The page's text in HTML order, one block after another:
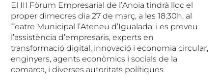
El III Fòrum Empresarial de l’Anoia tindrà lloc el
proper dimecres dia 27 de març, a les 18:30h, al
Teatre Municipal l’Ateneu d’Igualada; i es preveu
l’assistència d’empresaris, experts en
transformació digital, innovació i economia circular,
enginyers, agents econòmics i socials de la
comarca, i diverses autoritats polítiques.